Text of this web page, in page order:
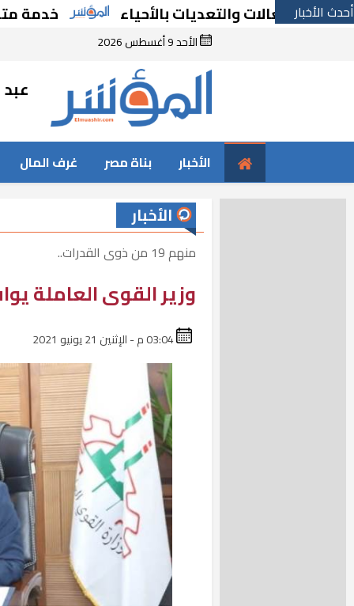
أحدث الأخباروالتعديات بالأحياء خدمة متميزة
الأحد 9 أغسطس 2026
الأخبار بناة مصر غرف المال
الأخبار
منهم 19 من ذوى القدرات..
وزير القوى العاملة يوافق على